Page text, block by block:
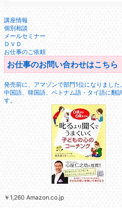
講座情報
個別相談
メールセミナー
ＤＶＤ
お仕事のご依頼
お仕事のお問い合わせはこちら
発売前に、アマゾンで部門1位になりました。
中国語、韓国語、ベトナム語・タイ語に翻
す。
￥1,260 Amazon.co.jp